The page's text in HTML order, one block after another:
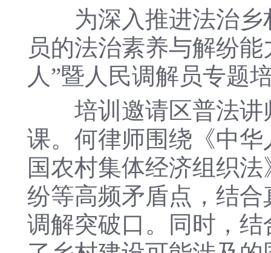
为深入推进法治乡
员的法治素养与解纷
人”暨人民调解员专题
培训邀请区普法讲
课。何律师围绕《中
国农村集体经济组织
纷等高频矛盾点，结
调解突破口。同时，结